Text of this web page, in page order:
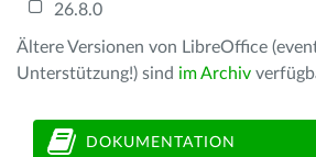
26.8.0
Ältere Versionen von LibreOffice
Unterstützung!) sind im Archiv
DOKUMENTATION